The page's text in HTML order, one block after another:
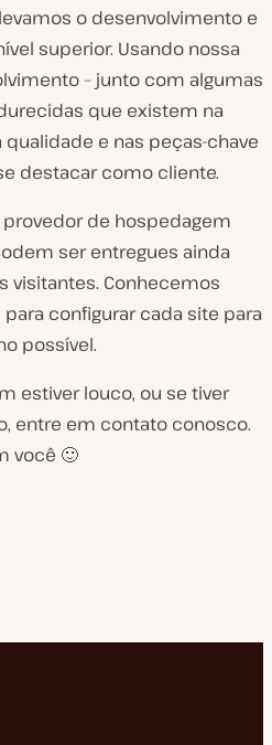
o desenvolvimento e
superior. Usando nossa
– junto com algumas
que existem na
e nas peças-chave
destacar como cliente.
de hospedagem
ser entregues ainda
visitantes. Conhecemos
configurar cada site para
possível.
estiver louco, ou se tiver
entre em contato conosco.
você 🙂